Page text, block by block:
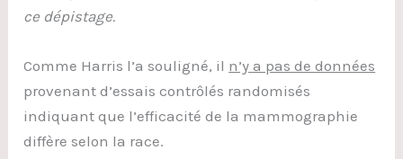
ce dépistage.
Comme Harris l’a souligné, il n’y a pas de données
provenant d’essais contrôlés randomisés
indiquant que l’efficacité de la mammographie
diffère selon la race.